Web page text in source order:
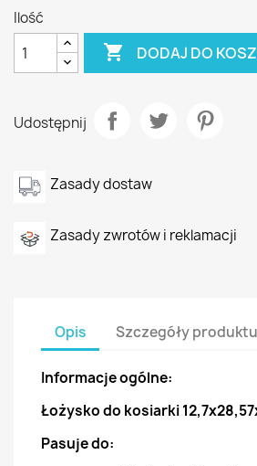
Ilość
 DODAJ DO
Udostępnij
Zasady dostaw
Zasady zwrotów i reklamacji
Opis Szczegóły produktu
Informacje ogólne:
Łożysko do kosiarki
Pasuje do: